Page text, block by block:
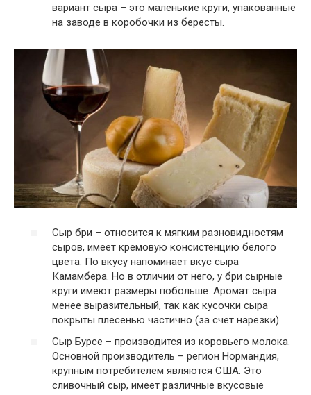
вариант сыра – это маленькие круги, упакованные
на заводе в коробочки из бересты.
Сыр бри – относится к мягким разновидностям
сыров, имеет кремовую консистенцию белого
цвета. По вкусу напоминает вкус сыра
Камамбера. Но в отличии от него, у бри сырные
круги имеют размеры побольше. Аромат сыра
менее выразительный, так как кусочки сыра
покрыты плесенью частично (за счет нарезки).
Сыр Бурсе – производится из коровьего молока.
Основной производитель – регион Нормандия,
крупным потребителем являются США. Это
сливочный сыр, имеет различные вкусовые